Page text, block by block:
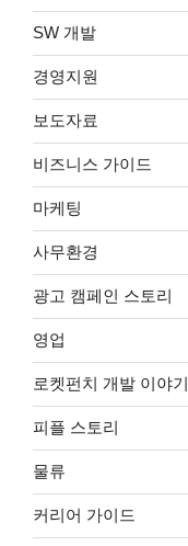
SW 개발
경영지원
보도자료
비즈니스 가이드
마케팅
사무환경
광고 캠페인 스토리
영업
로켓펀치 개발 이야기
피플 스토리
물류
커리어 가이드